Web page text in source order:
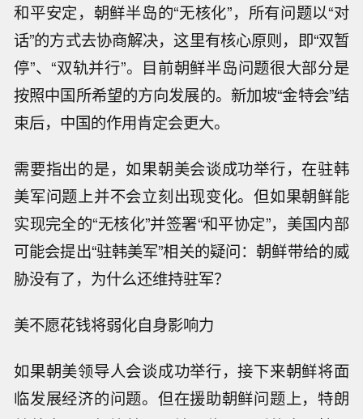
和平安定，朝鲜半岛的“无核化”，所有问题以“对
话”的方式去协商解决，这里有核心原则，即“双暂
停”、“双轨并行”。目前朝鲜半岛问题很大部分是
按照中国所希望的方向发展的。新加坡“金特会”结
束后，中国的作用肯定会更大。
需要指出的是，如果朝美会谈成功举行，在驻韩
美军问题上并不会立刻出现变化。但如果朝鲜能
实现完全的“无核化”并签署“和平协定”，美国内部
可能会提出“驻韩美军”相关的疑问：朝鲜带给的威
胁没有了，为什么还维持驻军？
美不愿花钱将弱化自身影响力
如果朝美领导人会谈成功举行，接下来朝鲜将面
临发展经济的问题。但在援助朝鲜问题上，特朗